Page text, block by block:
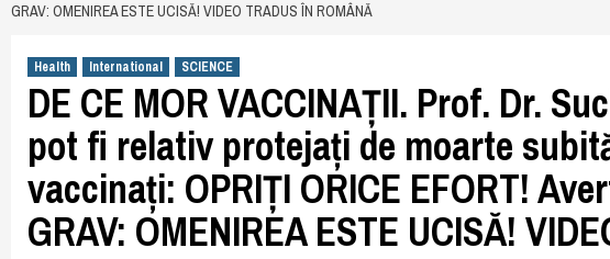
GRAV: OMENIREA ESTE UCISĂ! VIDEO TRADUS ÎN ROMÂNĂ
Health International SCIENCE
DE CE MOR VACCINAȚII. Prof. Dr.
pot fi relativ protejați de moarte
vaccinați: OPRIȚI ORICE EFORT!
GRAV: OMENIREA ESTE UCISĂ!